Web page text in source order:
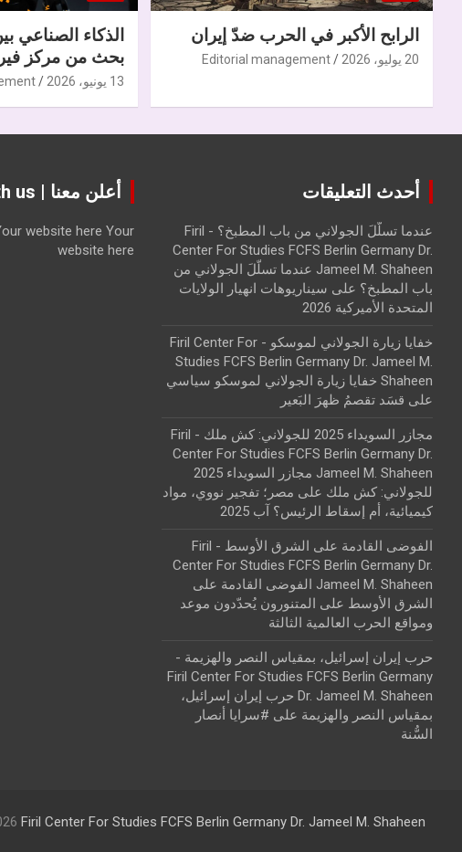
الرابح الأكبر في الحرب ضدّ إيران
20 يوليو، 2026 Editorial management
الذكاء الصناعي
بحث من مركز
13 يونيو، 2026
أحدث التعليقات
عندما تسلّلَ الجولاني من باب المطبخ؟ - Firil
Center For Studies FCFS Berlin Germany Dr.
Jameel M. Shaheen عندما تسلّلَ الجولاني من
باب المطبخ؟ على سيناريوهات انهيار الولايات
المتحدة الأميركية 2026
خفايا زيارة الجولاني لموسكو - Firil Center For
Studies FCFS Berlin Germany Dr. Jameel M.
Shaheen خفايا زيارة الجولاني لموسكو سياسي
على قسَد تقصمُ ظهرَ البَعير
مجازر السويداء 2025 للجولاني: كش ملك - Firil
Center For Studies FCFS Berlin Germany Dr.
Jameel M. Shaheen مجازر السويداء 2025
للجولاني: كش ملك على مصر؛ تفجير نووي، مواد
كيميائية، أم إسقاط الرئيس؟ آب 2025
الفوضى القادمة على الشرق الأوسط - Firil
Center For Studies FCFS Berlin Germany Dr.
Jameel M. Shaheen الفوضى القادمة على
الشرق الأوسط على المتنورون يُحدّدون موعد
ومواقع الحرب العالمية الثالثة
حرب إيران إسرائيل، بمقياس النصر والهزيمة -
Firil Center For Studies FCFS Berlin Germany
Dr. Jameel M. Shaheen حرب إيران إسرائيل،
بمقياس النصر والهزيمة على #سرايا أنصار
السُّنة
أعلن معنا | Advertise with us
website here Your
website here
Firil Center For Studies FCFS Berlin Germany Dr. Jameel M. Shaheen